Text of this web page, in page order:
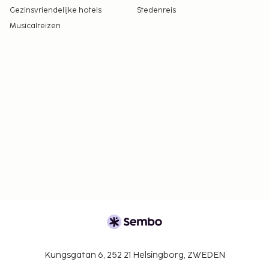
Gezinsvriendelijke hotels
Stedenreis
Musicalreizen
Kungsgatan 6, 252 21 Helsingborg, ZWEDEN